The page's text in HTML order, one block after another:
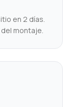
en 2 días.
montaje.